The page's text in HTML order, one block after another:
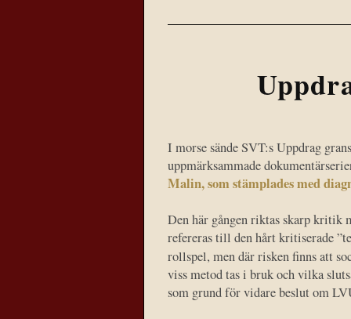
I morse sände SVT:s Uppdrag
uppmärksammade
Malin, som stämplades med
Den här gången riktas skarp kritik
refereras till den hårt kritiserade
rollspel, men där risken finns att
viss metod tas i bruk och vilka
som grund för vidare beslut om